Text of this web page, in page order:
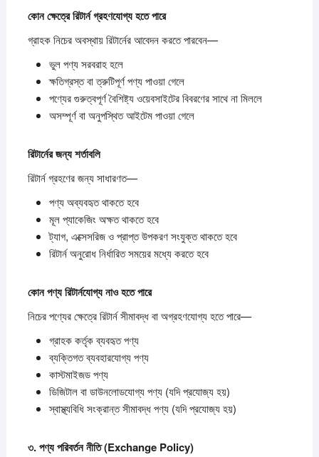
কোনক্ষেত্রেরিটার্নগ্রহণযোগ্যহতেপারে
গ্রাহক নিচের অবস্থায় রিটার্নের আবেদন করতে পারবেন—
ভুল পণ্য সরবরাহ হলে
ক্ষতিগ্রস্ত বা ত্রুটিপূর্ণ পণ্য পাওয়া গেলে
পণ্যের গুরুত্বপূর্ণ বৈশিষ্ট্য ওয়েবসাইটের বিবরণের সাথে না মিললে
অসম্পূর্ণ বা অনুপস্থিত আইটেম পাওয়া গেলে
রিটার্নেরজন্যশর্তাবলি
রিটার্ন গ্রহণের জন্য সাধারণত—
পণ্য অব্যবহৃত থাকতে হবে
মূল প্যাকেজিং অক্ষত থাকতে হবে
ট্যাগ, এক্সেসরিজ ও প্রাপ্ত উপকরণ সংযুক্ত থাকতে হবে
রিটার্ন অনুরোধ নির্ধারিত সময়ের মধ্যে করতে হবে
কোনপণ্যরিটার্নযোগ্যনাওহতেপারে
নিচের পণ্যের ক্ষেত্রে রিটার্ন সীমাবদ্ধ বা অগ্রহণযোগ্য হতে পারে—
গ্রাহক কর্তৃক ব্যবহৃত পণ্য
ব্যক্তিগত ব্যবহারযোগ্য পণ্য
কাস্টমাইজড পণ্য
ডিজিটাল বা ডাউনলোডযোগ্য পণ্য (যদি প্রযোজ্য হয়)
স্বাস্থ্যবিধি সংক্রান্ত সীমাবদ্ধ পণ্য (যদি প্রযোজ্য হয়)
৩.পণ্যপরিবর্তননীতি (Exchange Policy)